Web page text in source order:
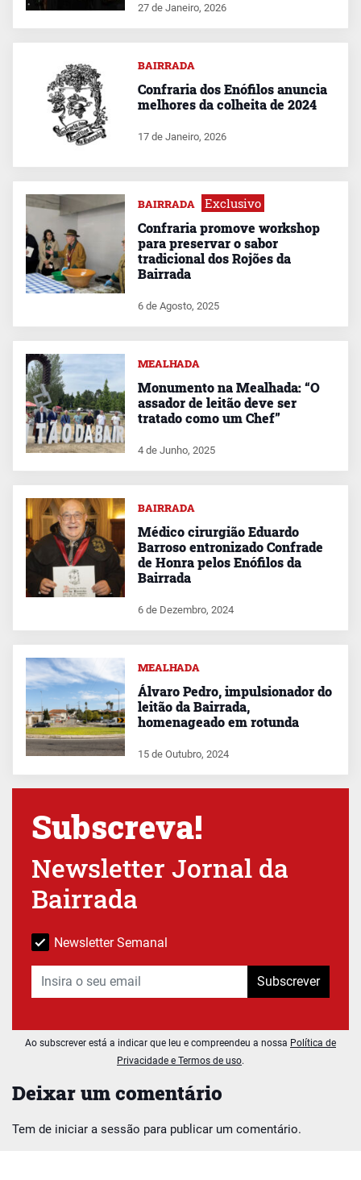
Deixar um comentário
Tem de iniciar a sessão para publicar um comentário.
27 de Janeiro, 2026
BAIRRADA
Confraria dos Enófilos anuncia
melhores da colheita de 2024
17 de Janeiro, 2026
BAIRRADA Exclusivo
Confraria promove workshop
para preservar o sabor
tradicional dos Rojões da
Bairrada
6 de Agosto, 2025
MEALHADA
Monumento na Mealhada: “O
assador de leitão deve ser
tratado como um Chef”
4 de Junho, 2025
BAIRRADA
Médico cirurgião Eduardo
Barroso entronizado Confrade
de Honra pelos Enófilos da
Bairrada
6 de Dezembro, 2024
MEALHADA
Álvaro Pedro, impulsionador do
leitão da Bairrada,
homenageado em rotunda
15 de Outubro, 2024
Subscreva!
Newsletter Jornal da
Bairrada
Newsletter Semanal
Subscrever
Ao subscrever está a indicar que leu e compreendeu a nossa Política de
Privacidade e Termos de uso.